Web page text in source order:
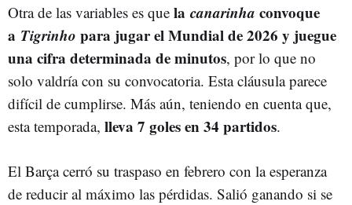
Otra de las variables es que la canarinha convoque
a Tigrinho para jugar el Mundial de 2026 y juegue
una cifra determinada de minutos, por lo que no
solo valdría con su convocatoria. Esta cláusula parece
difícil de cumplirse. Más aún, teniendo en cuenta que,
esta temporada, lleva 7 goles en 34 partidos.
El Barça cerró su traspaso en febrero con la esperanza
de reducir al máximo las pérdidas. Salió ganando si se